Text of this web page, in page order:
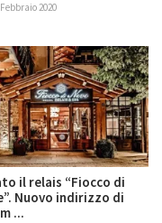
2020
il relais “Fiocco di
Nuovo indirizzo di
...